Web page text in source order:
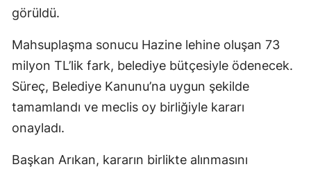
görüldü.
Mahsuplaşma sonucu Hazine lehine oluşan 73
milyon TL’lik fark, belediye bütçesiyle ödenecek.
Süreç, Belediye Kanunu’na uygun şekilde
tamamlandı ve meclis oy birliğiyle kararı
onayladı.
Başkan Arıkan, kararın birlikte alınmasını